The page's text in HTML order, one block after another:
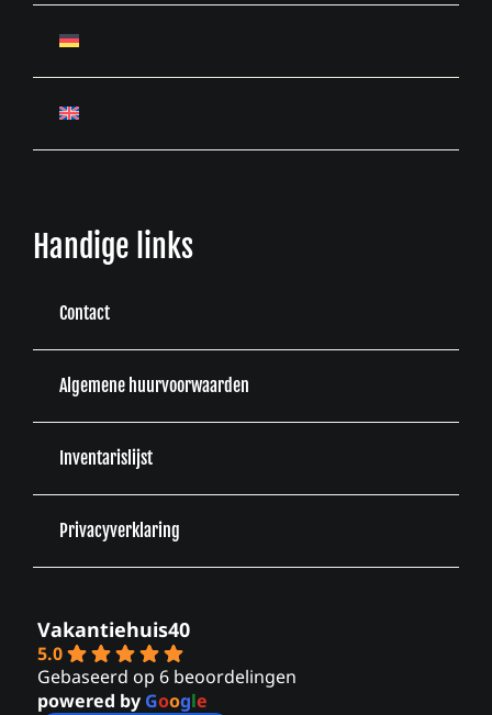
Handige links
Contact
Algemene huurvoorwaarden
Inventarislijst
Privacyverklaring
Vakantiehuis40
5.0
Gebaseerd op 6 beoordelingen
powered by Google